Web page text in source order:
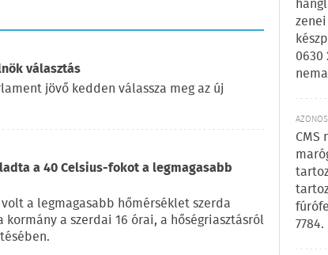
választás
jövő kedden válassza meg az új
a 40 Celsius-fokot a legmagasabb
a legmagasabb hőmérséklet szerda
a szerdai 16 órai, a hőségriasztásról
0630
CMS
7784.